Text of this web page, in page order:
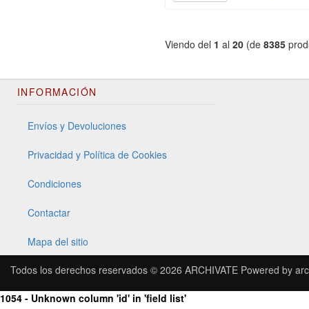
Viendo del 1 al 20 (de 8385
INFORMACIÓN
Envíos y Devoluciones
Privacidad y Política de Cookies
Condiciones
Contactar
Mapa del sitio
Todos los derechos reservados © 2026 ARCHIVATE Powered by
1054 - Unknown column 'id' in 'field list'